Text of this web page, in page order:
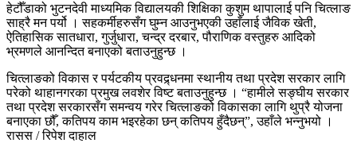
हेटौँडाको भुटनदेवी माध्यमिक विद्यालयकी शिक्षिका कुशुम थापालाई पनि चित्लाङ
साह्रै मन पर्यो । सहकर्मीहरुसँग घुम्न आउनुभएकी उहाँलाई जैविक खेती,
ऐतिहासिक सातधारा, गुर्जुधारा, चन्द्र दरबार, पौराणिक वस्तुहरु आदिको
भ्रमणले आनन्दित बनाएको बताउनुहुन्छ ।
चित्लाङको विकास र पर्यटकीय प्रवद्र्धनमा स्थानीय तथा प्रदेश सरकार लागि
परेको थाहानगरका प्रमुख लवशेर विष्ट बताउनुहुन्छ । “हामीले सङ्घीय सरकार
तथा प्रदेश सरकारसँग समन्वय गरेर चित्लाङको विकासका लागि थुप्रै योजना
बनाएका छौँ, कतिपय काम भइरहेका छन् कतिपय हुँदैछन्”, उहाँले भन्नुभयो ।
रासस / रिपेश दाहाल